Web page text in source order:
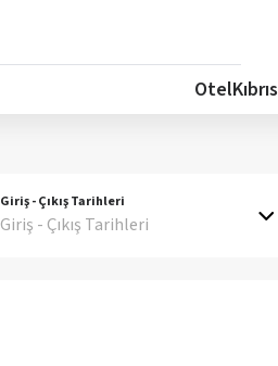
OtelKıbrıs
Giriş - Çıkış Tarihleri
Giriş - Çıkış Tarihleri